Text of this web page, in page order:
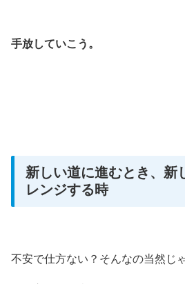
手放していこう。
新しい道に進むとき、新
レンジする時
不安で仕方ない？そんなの当然じ